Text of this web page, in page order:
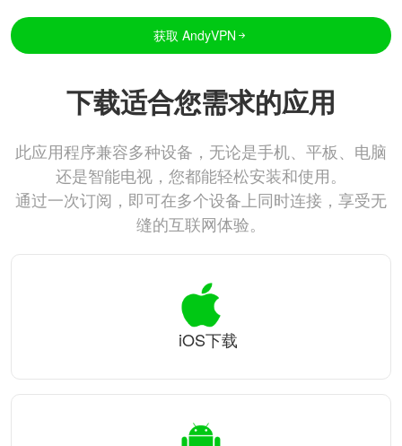
获取 AndyVPN
下载适合您需求的应用
此应用程序兼容多种设备，无论是手机、平板、电脑
还是智能电视，您都能轻松安装和使用。
通过一次订阅，即可在多个设备上同时连接，享受无
缝的互联网体验。
iOS下载